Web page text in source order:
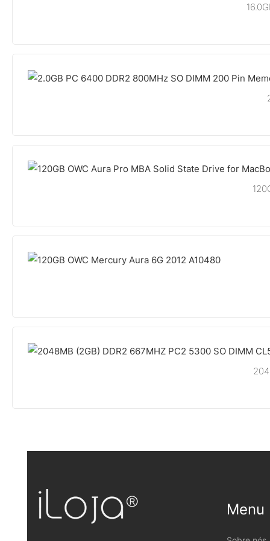
Menu